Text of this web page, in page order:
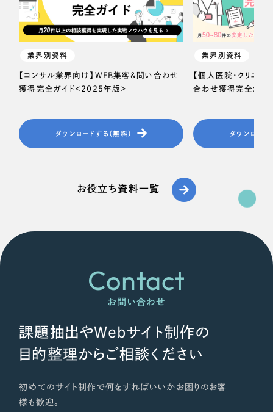
業界別資料
【コンサル業界向け】WEB集客＆問い合わせ
獲得完全ガイド＜2025年版＞
ダウンロードする（無料）
業界別資料
【個人医院・クリニッ
合わせ獲得完全ガイ
ダウンロード
お役立ち資料一覧
Contact
お問い合わせ
課題抽出やWebサイト制作の
目的整理からご相談ください
初めてのサイト制作で何をすればいいかお困りのお客
様も歓迎。